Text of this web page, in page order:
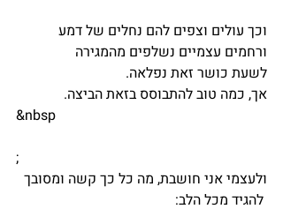
וכך עולים וצפים להם נחלים של דמע
ורחמים עצמיים נשלפים מהמגירה
לשעת כושר זאת נפלאה.
אך, כמה טוב להתבוסס בזאת הביצה.
&nbsp
;
ולעצמי אני חושבת, מה כל כך קשה ומסובך